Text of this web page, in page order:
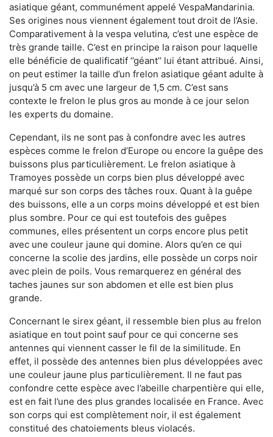
asiatique géant, communément appelé VespaMandarinia.
Ses origines nous viennent également tout droit de l’Asie.
Comparativement à la vespa velutina, c’est une espèce de
très grande taille. C’est en principe la raison pour laquelle
elle bénéficie de qualificatif ‘’géant’’ lui étant attribué. Ainsi,
on peut estimer la taille d’un frelon asiatique géant adulte à
jusqu’à 5 cm avec une largeur de 1,5 cm. C’est sans
contexte le frelon le plus gros au monde à ce jour selon
les experts du domaine.
Cependant, ils ne sont pas à confondre avec les autres
espèces comme le frelon d’Europe ou encore la guêpe des
buissons plus particulièrement. Le frelon asiatique à
Tramoyes possède un corps bien plus développé avec
marqué sur son corps des tâches roux. Quant à la guêpe
des buissons, elle a un corps moins développé et est bien
plus sombre. Pour ce qui est toutefois des guêpes
communes, elles présentent un corps encore plus petit
avec une couleur jaune qui domine. Alors qu’en ce qui
concerne la scolie des jardins, elle possède un corps noir
avec plein de poils. Vous remarquerez en général des
taches jaunes sur son abdomen et elle est bien plus
grande.
Concernant le sirex géant, il ressemble bien plus au frelon
asiatique en tout point sauf pour ce qui concerne ses
antennes qui viennent casser le fil de la similitude. En
effet, il possède des antennes bien plus développées avec
une couleur jaune plus particulièrement. Il ne faut pas
confondre cette espèce avec l’abeille charpentière qui elle,
est en fait l’une des plus grandes localisée en France. Avec
son corps qui est complètement noir, il est également
constitué des chatoiements bleus violacés.